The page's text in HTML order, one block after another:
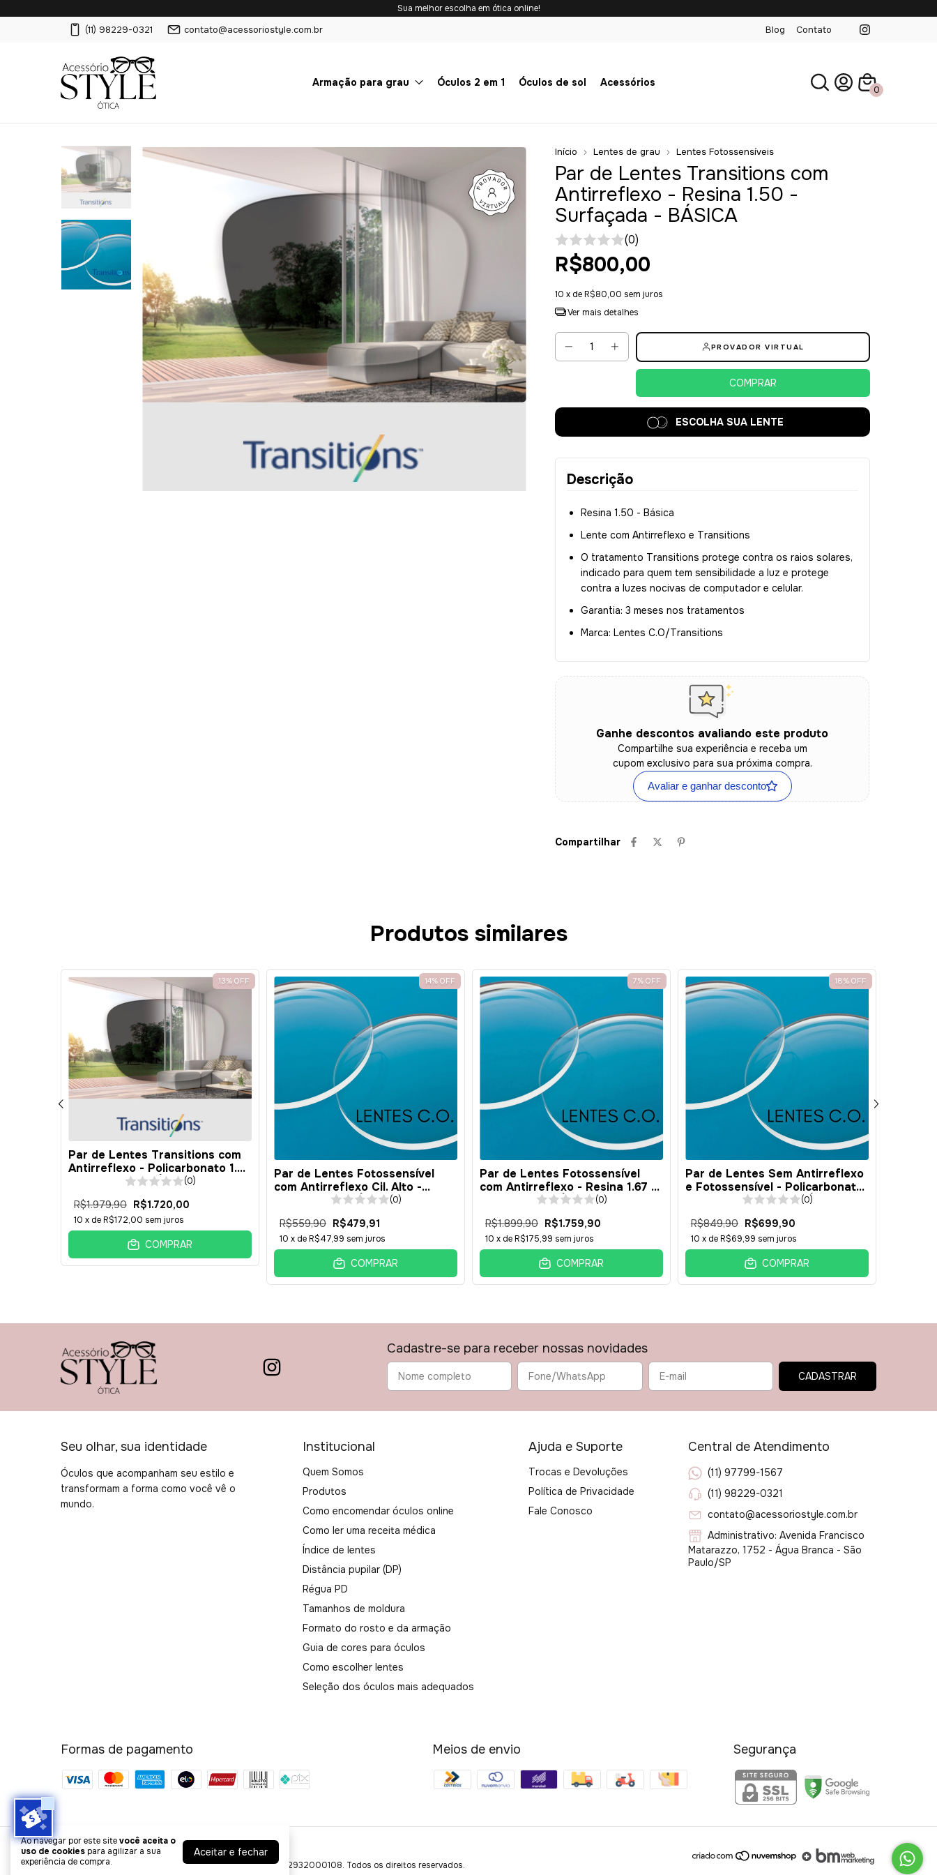
Cupons de Desconto
Adicione cupom de desconto no carrinho
Disponíveis Histórico
Sua melhor escolha em ótica online!
(11) 98229-0321 contato@acessoriostyle.com.br Blog Contato
Armação para grau Óculos 2 em 1 Óculos de sol Acessórios
0
Ao navegar por este sitevocê aceita o
uso de cookiespara agilizar a sua
experiência de compra.
Aceitar e fechar
Início Lentes de grau Lentes Fotossensíveis
Par de Lentes Transitions com
Antirreflexo - Resina 1.50 -
Surfaçada - BÁSICA
(0)
R$800,00
10 x deR$80,00 sem juros
Ver mais detalhes
PROVADOR VIRTUAL
ESCOLHA SUA LENTE
Descrição
Resina 1.50 - Básica
Lente com Antirreflexo e Transitions
O tratamento Transitions protege contra os raios solares,
indicado para quem tem sensibilidade a luz e protege
contra a luzes nocivas de computador e celular.
Garantia: 3 meses nos tratamentos
Marca: Lentes C.O/Transitions
Ganhe descontos avaliando este produto
Compartilhe sua experiência e receba um
cupom exclusivo para sua próxima compra.
Avaliar e ganhar desconto
Compartilhar
Produtos similares
13% OFF
Par de Lentes Transitions com
Antirreflexo - Policarbonato 1.59
- Surfaçada - BÁSICA(0)
R$1.979,90 R$1.720,00
10 x deR$172,00 sem juros
COMPRAR
14% OFF
Par de Lentes Fotossensível
com Antirreflexo Cil. Alto -
Resina 1.56 - BÁSICA(0)
R$559,90 R$479,91
10 x deR$47,99 sem juros
COMPRAR
7% OFF
Par de Lentes Fotossensível
com Antirreflexo - Resina 1.67 -
Surfaçada - BÁSICA (0)
R$1.899,90 R$1.759,90
10 x deR$175,99 sem juros
COMPRAR
18% OFF
Par de Lentes Sem Antirreflexo
e Fotossensível - Policarbonato
- 1.59 - Surfaçada - BÁSICA
(0)
R$849,90 R$699,90
10 x deR$69,99 sem juros
COMPRAR
Cadastre-se para receber nossas novidades
Seu olhar, sua identidade
Óculos que acompanham seu estilo e
transformam a forma como você vê o
mundo.
Institucional
Quem Somos
Produtos
Como encomendar óculos online
Como ler uma receita médica
Índice de lentes
Distância pupilar (DP)
Régua PD
Tamanhos de moldura
Formato do rosto e da armação
Guia de cores para óculos
Como escolher lentes
Seleção dos óculos mais adequados
Ajuda e Suporte
Trocas e Devoluções
Política de Privacidade
Fale Conosco
Central de Atendimento
(11) 97799-1567
(11) 98229-0321
contato@acessoriostyle.com.br
Administrativo: Avenida Francisco
Matarazzo, 1752 - Água Branca - São
Paulo/SP
Formas de pagamento Meios de envio Segurança
Ótica Style
©2026. STYLE COMÉRCIO DE ARTIGOS ÓPTICOS - 32172932000108. Todos os direitos reservados.